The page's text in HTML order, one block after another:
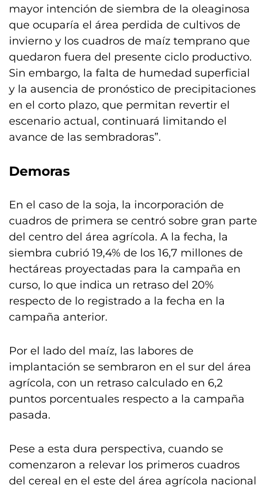
mayor intención de siembra de la oleaginosa
que ocuparía el área perdida de cultivos de
invierno y los cuadros de maíz temprano que
quedaron fuera del presente ciclo productivo.
Sin embargo, la falta de humedad superficial
y la ausencia de pronóstico de precipitaciones
en el corto plazo, que permitan revertir el
escenario actual, continuará limitando el
avance de las sembradoras”.
Demoras
En el caso de la soja, la incorporación de
cuadros de primera se centró sobre gran parte
del centro del área agrícola. A la fecha, la
siembra cubrió 19,4% de los 16,7 millones de
hectáreas proyectadas para la campaña en
curso, lo que indica un retraso del 20%
respecto de lo registrado a la fecha en la
campaña anterior.
Por el lado del maíz, las labores de
implantación se sembraron en el sur del área
agrícola, con un retraso calculado en 6,2
puntos porcentuales respecto a la campaña
pasada.
Pese a esta dura perspectiva, cuando se
comenzaron a relevar los primeros cuadros
del cereal en el este del área agrícola nacional